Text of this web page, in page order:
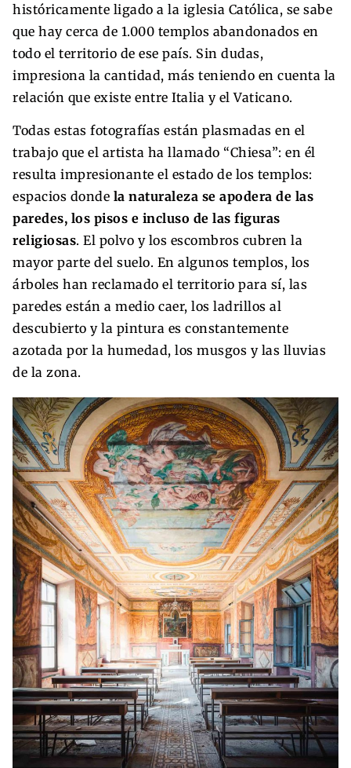
históricamente ligado a la iglesia Católica, se sabe
que hay cerca de 1.000 templos abandonados en
todo el territorio de ese país. Sin dudas,
impresiona la cantidad, más teniendo en cuenta la
relación que existe entre Italia y el Vaticano.
Todas estas fotografías están plasmadas en el
trabajo que el artista ha llamado “Chiesa”: en él
resulta impresionante el estado de los templos:
espacios donde la naturaleza se apodera de las
paredes, los pisos e incluso de las figuras
religiosas. El polvo y los escombros cubren la
mayor parte del suelo. En algunos templos, los
árboles han reclamado el territorio para sí, las
paredes están a medio caer, los ladrillos al
descubierto y la pintura es constantemente
azotada por la humedad, los musgos y las lluvias
de la zona.